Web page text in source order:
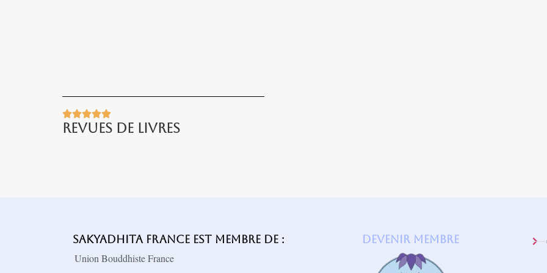

Revues De Livres
Sakyadhita France est membre de :
Union Bouddhiste France
Devenir membre